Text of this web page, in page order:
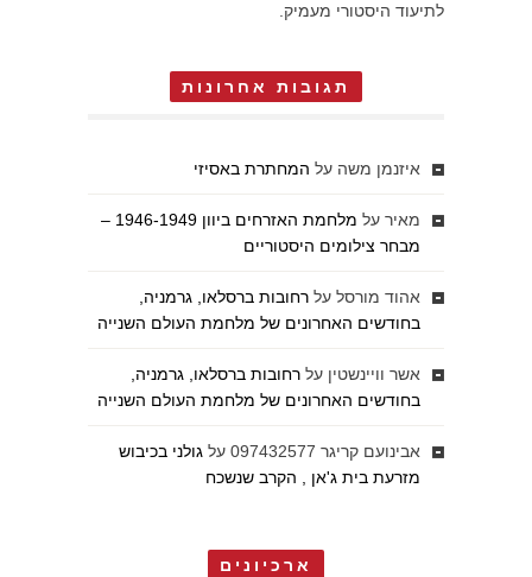
לתיעוד היסטורי מעמיק.
תגובות אחרונות
איזנמן משה על המחתרת באסיזי
מאיר על
מלחמת האזרחים ביוון 1946-1949 –
מבחר צילומים היסטוריים
אהוד מורסל על רחובות ברסלאו, גרמניה,
בחודשים האחרונים של מלחמת העולם השנייה
אשר וויינשטין על רחובות ברסלאו, גרמניה,
בחודשים האחרונים של מלחמת העולם השנייה
אבינועם קריגר 097432577 על גולני בכיבוש
מזרעת בית ג'אן , הקרב שנשכח
ארכיונים